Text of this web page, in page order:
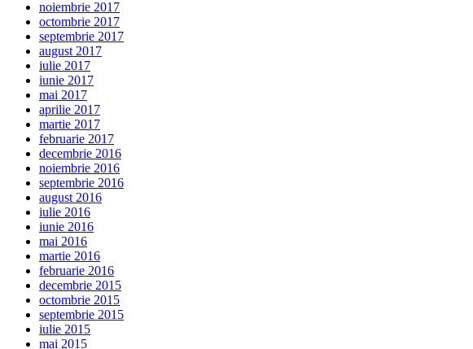
noiembrie 2017
octombrie 2017
septembrie 2017
august 2017
iulie 2017
iunie 2017
mai 2017
aprilie 2017
martie 2017
februarie 2017
decembrie 2016
noiembrie 2016
septembrie 2016
august 2016
iulie 2016
iunie 2016
mai 2016
martie 2016
februarie 2016
decembrie 2015
octombrie 2015
septembrie 2015
iulie 2015
mai 2015